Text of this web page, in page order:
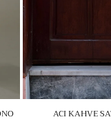
ACI KAHVE